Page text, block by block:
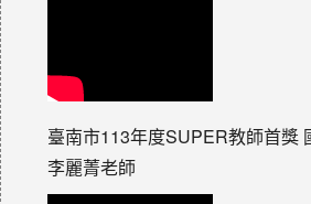
臺南市113年度SUPER教師首獎
李麗菁老師